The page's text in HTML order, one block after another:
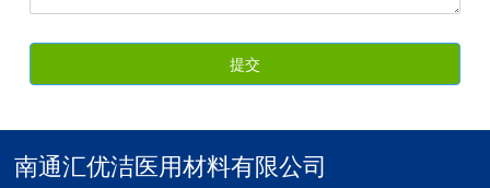
提交
南通汇优洁医用材料有限公司